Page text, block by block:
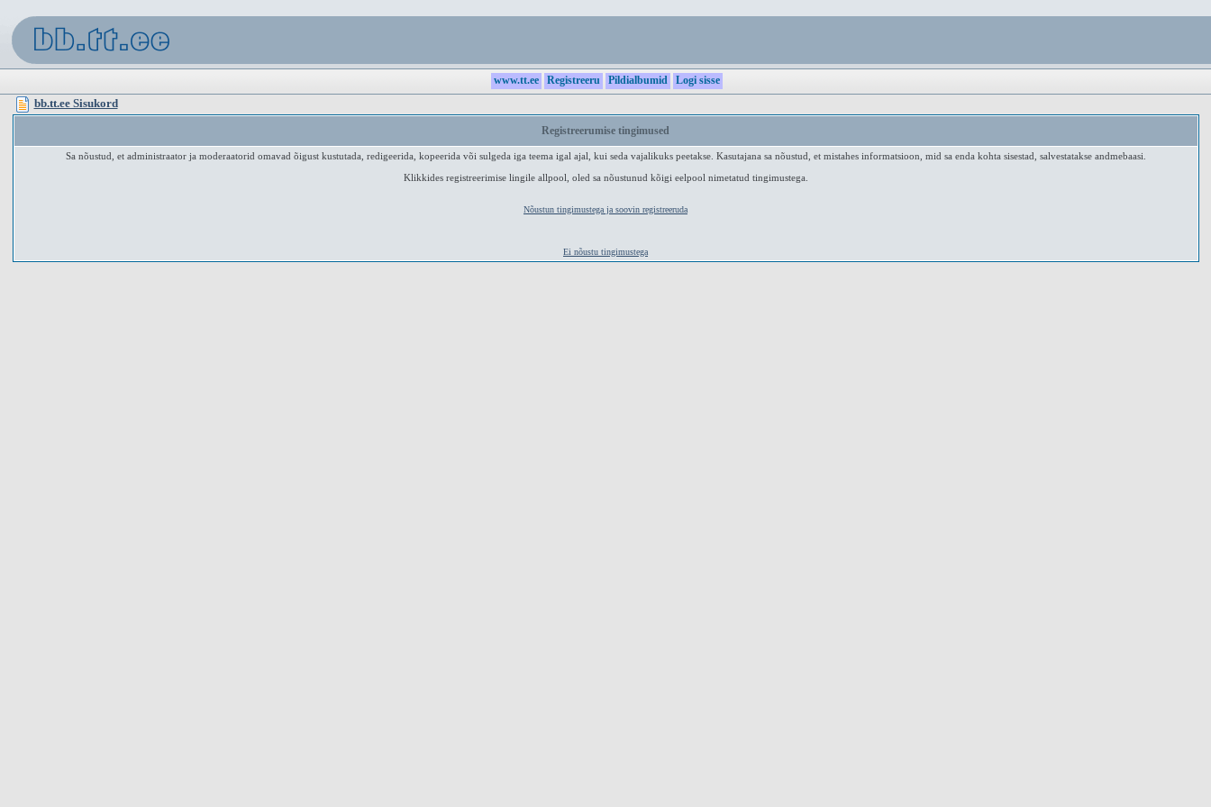
www.tt.ee Registreeru Pildialbumid Logi sisse
bb.tt.ee Sisukord
Registreerumise tingimused
Sa nõustud, et administraator ja moderaatorid omavad õigust kustutada, redigeerida, kopeerida või sulgeda iga teema igal ajal, kui seda vajalikuks peetakse. Kasutajana sa nõustud, et mistahes informatsioon, mid sa enda kohta sisestad, salvestatakse andmebaasi.
Klikkides registreerimise lingile allpool, oled sa nõustunud kõigi eelpool nimetatud tingimustega.
Nõustun tingimustega ja soovin registreeruda
Ei nõustu tingimustega